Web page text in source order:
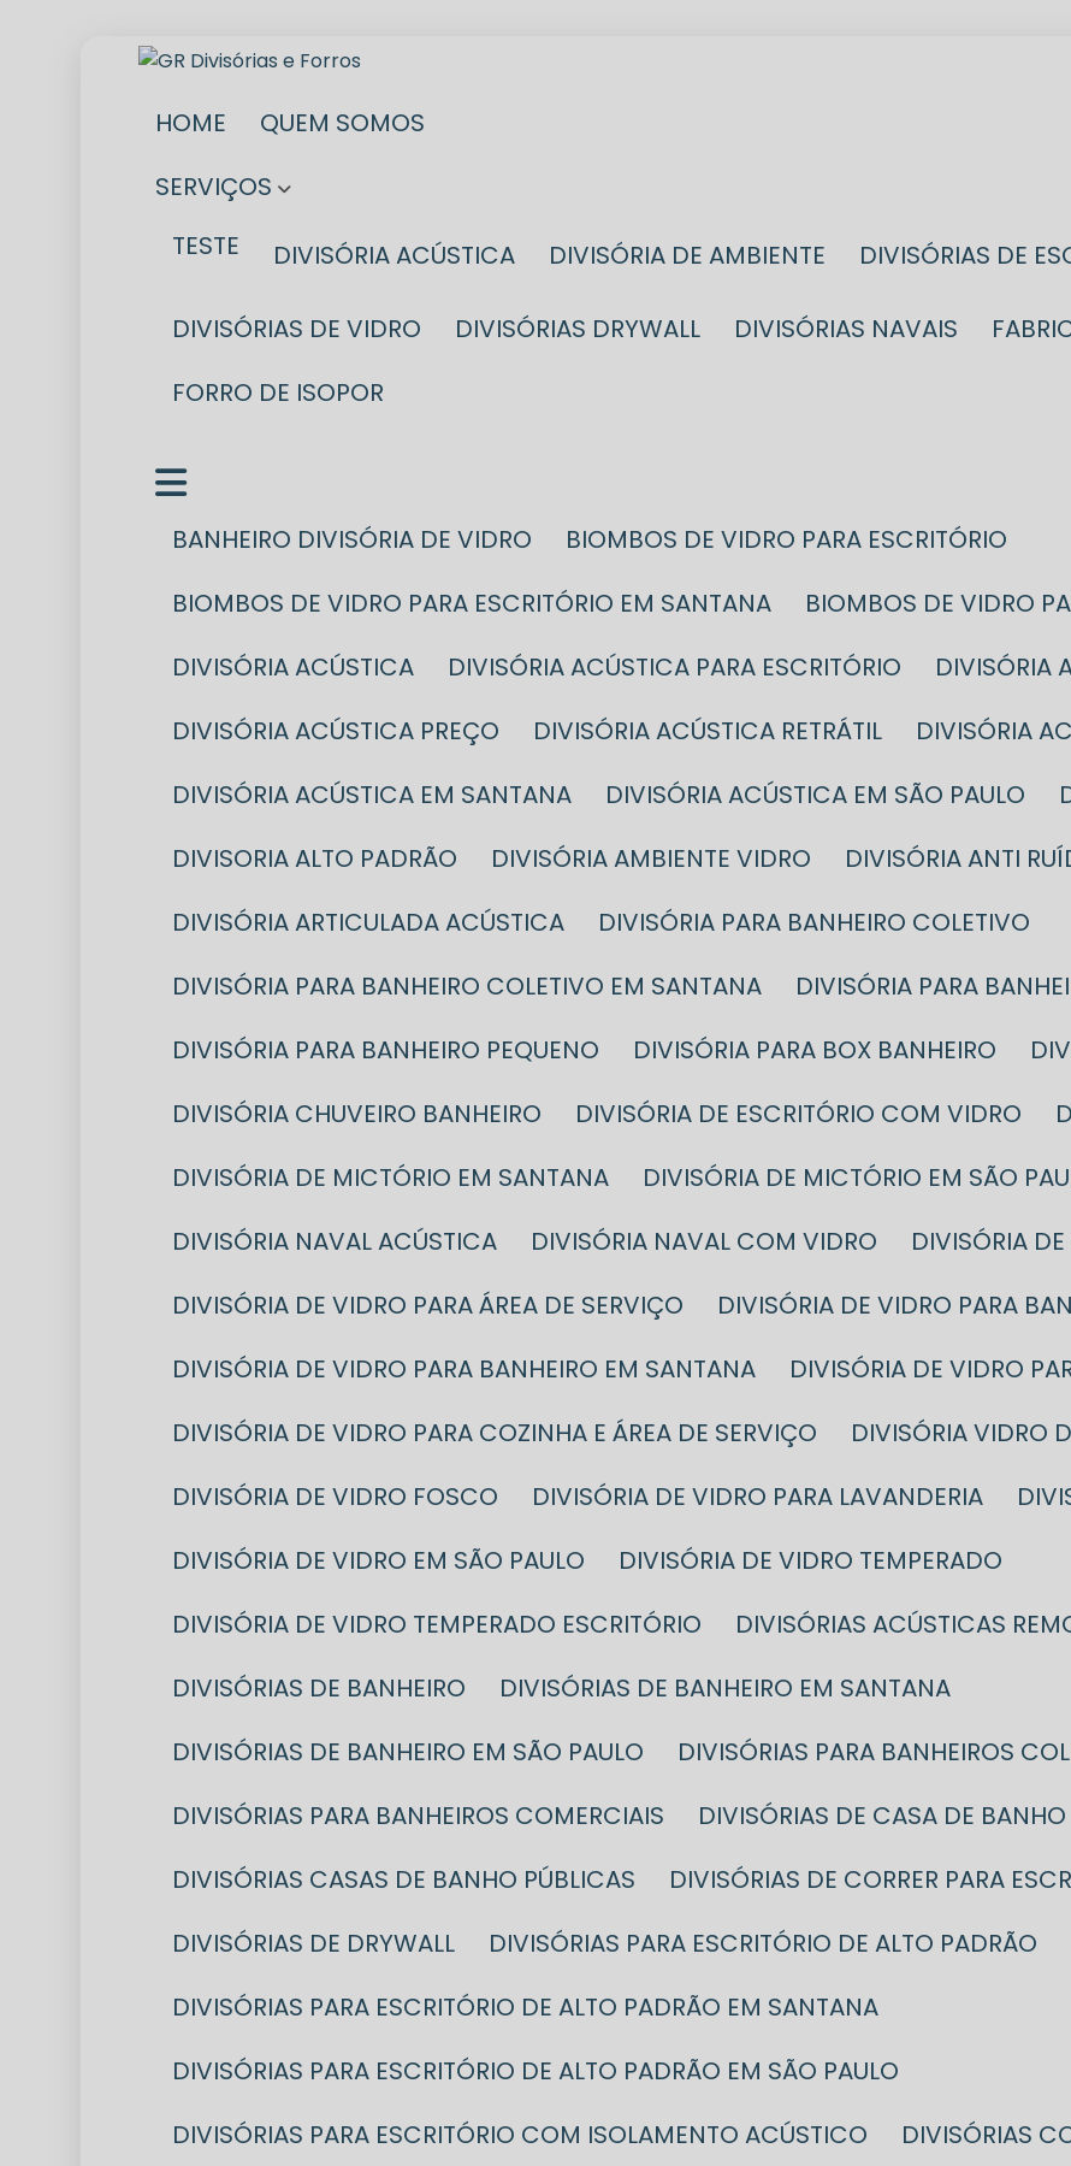
HOME
QUEM SOMOS
SERVIÇOS
TESTE
DIVISÓRIA ACÚSTICA DIVISÓRIA DE AMBIENTE DIVISÓRIAS DE
DIVISÓRIAS DE VIDRO DIVISÓRIAS DRYWALL DIVISÓRIAS NAVAIS
FORRO DE ISOPOR
BANHEIRO DIVISÓRIA DE VIDRO
BIOMBOS DE VIDRO PARA ESCRITÓRIO
BIOMBOS DE VIDRO PARA ESCRITÓRIO EM SANTANA
BIOMBOS DE VIDRO
DIVISÓRIA ACÚSTICA
DIVISÓRIA ACÚSTICA PARA ESCRITÓRIO
DIVISÓRIA ACÚSTICA PREÇO
DIVISÓRIA ACÚSTICA RETRÁTIL
DIVISÓRIA
DIVISÓRIA ACÚSTICA EM SANTANA
DIVISÓRIA ACÚSTICA EM SÃO PAULO
DIVISORIA ALTO PADRÃO
DIVISÓRIA AMBIENTE VIDRO
DIVISÓRIA ANTI
DIVISÓRIA ARTICULADA ACÚSTICA
DIVISÓRIA PARA BANHEIRO COLETIVO
DIVISÓRIA PARA BANHEIRO COLETIVO EM SANTANA
DIVISÓRIA PARA
DIVISÓRIA PARA BANHEIRO PEQUENO
DIVISÓRIA PARA BOX BANHEIRO
DIVISÓRIA CHUVEIRO BANHEIRO
DIVISÓRIA DE ESCRITÓRIO COM VIDRO
DIVISÓRIA DE MICTÓRIO EM SANTANA
DIVISÓRIA DE MICTÓRIO EM SÃO
DIVISÓRIA NAVAL ACÚSTICA
DIVISÓRIA NAVAL COM VIDRO
DIVISÓRIA
DIVISÓRIA DE VIDRO PARA ÁREA DE SERVIÇO
DIVISÓRIA DE VIDRO PARA
DIVISÓRIA DE VIDRO PARA BANHEIRO EM SANTANA
DIVISÓRIA DE VIDRO
DIVISÓRIA DE VIDRO PARA COZINHA E ÁREA DE SERVIÇO
DIVISÓRIA VIDRO
DIVISÓRIA DE VIDRO FOSCO
DIVISÓRIA DE VIDRO PARA LAVANDERIA
DIVISÓRIA DE VIDRO EM SÃO PAULO
DIVISÓRIA DE VIDRO TEMPERADO
DIVISÓRIA DE VIDRO TEMPERADO ESCRITÓRIO
DIVISÓRIAS ACÚSTICAS
DIVISÓRIAS DE BANHEIRO
DIVISÓRIAS DE BANHEIRO EM SANTANA
DIVISÓRIAS DE BANHEIRO EM SÃO PAULO
DIVISÓRIAS PARA BANHEIROS
DIVISÓRIAS PARA BANHEIROS COMERCIAIS
DIVISÓRIAS DE CASA DE BANHO
DIVISÓRIAS CASAS DE BANHO PÚBLICAS
DIVISÓRIAS DE CORRER PARA
DIVISÓRIAS DE DRYWALL
DIVISÓRIAS PARA ESCRITÓRIO DE ALTO PADRÃO
DIVISÓRIAS PARA ESCRITÓRIO DE ALTO PADRÃO EM SANTANA
DIVISÓRIAS PARA ESCRITÓRIO DE ALTO PADRÃO EM SÃO PAULO
DIVISÓRIAS PARA ESCRITÓRIO COM ISOLAMENTO ACÚSTICO
DIVISÓRIAS